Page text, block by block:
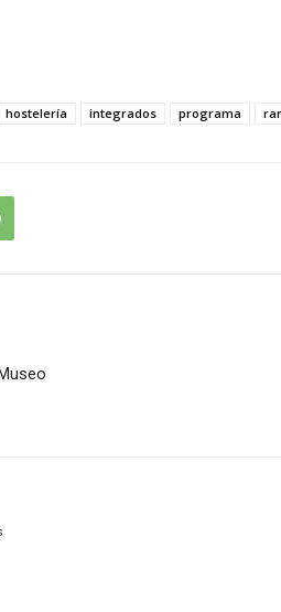
hostelería integrados programa